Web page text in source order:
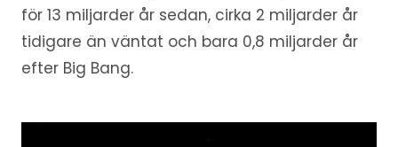
för 13 miljarder år sedan, cirka 2 miljarder år
tidigare än väntat och bara 0,8 miljarder år
efter Big Bang.